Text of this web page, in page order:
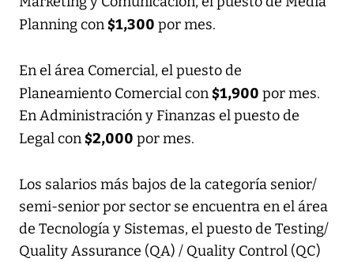
Planning con $1,300 por mes.
En el área Comercial, el puesto de
Planeamiento Comercial con $1,900 por mes.
En Administración y Finanzas el puesto de
Legal con $2,000 por mes.
Los salarios más bajos de la categoría senior/
semi-senior por sector se encuentra en el área
de Tecnología y Sistemas, el puesto de Testing/
Quality Assurance (QA) / Quality Control (QC)